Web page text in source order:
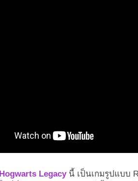
Hogwarts Legacyนี้ เป็นเกมรูปแบบ